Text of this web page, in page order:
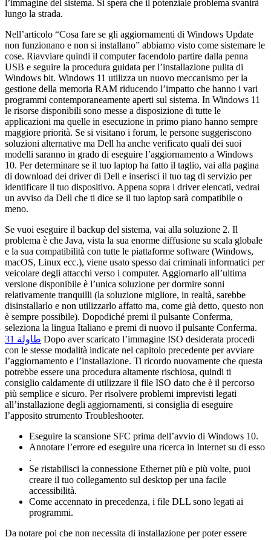
l’immagine del sistema. Si spera che il potenziale problema svanirà
lungo la strada.
Nell’articolo “Cosa fare se gli aggiornamenti di Windows Update
non funzionano e non si installano” abbiamo visto come sistemare le
cose. Riavviare quindi il computer facendolo partire dalla penna
USB e seguire la procedura guidata per l’installazione pulita di
Windows bit. Windows 11 utilizza un nuovo meccanismo per la
gestione della memoria RAM riducendo l’impatto che hanno i vari
programmi contemporaneamente aperti sul sistema. In Windows 11
le risorse disponibili sono messe a disposizione di tutte le
applicazioni ma quelle in esecuzione in primo piano hanno sempre
maggiore priorità. Se si visitano i forum, le persone suggeriscono
soluzioni alternative ma Dell ha anche verificato quali dei suoi
modelli saranno in grado di eseguire l’aggiornamento a Windows
10. Per determinare se il tuo laptop ha fatto il taglio, vai alla pagina
di download dei driver di Dell e inserisci il tuo tag di servizio per
identificare il tuo dispositivo. Appena sopra i driver elencati, vedrai
un avviso da Dell che ti dice se il tuo laptop sarà compatibile o
meno.
Se vuoi eseguire il backup del sistema, vai alla soluzione 2. Il
problema è che Java, vista la sua enorme diffusione su scala globale
e la sua compatibilità con tutte le piattaforme software (Windows,
macOS, Linux ecc.), viene usato spesso dai criminali informatici per
veicolare degli attacchi verso i computer. Aggiornarlo all’ultima
versione disponibile è l’unica soluzione per dormire sonni
relativamente tranquilli (la soluzione migliore, in realtà, sarebbe
disinstallarlo e non utilizzarlo affatto ma, come già detto, questo non
è sempre possibile). Dopodiché premi il pulsante Conferma,
seleziona la lingua Italiano e premi di nuovo il pulsante Conferma.
31 طاولة Dopo aver scaricato l’immagine ISO desiderata procedi
con le stesse modalità indicate nel capitolo precedente per avviare
l’aggiornamento e l’installazione. Ti ricordo nuovamente che questa
potrebbe essere una procedura altamente rischiosa, quindi ti
consiglio caldamente di utilizzare il file ISO dato che è il percorso
più semplice e sicuro. Per risolvere problemi imprevisti legati
all’installazione degli aggiornamenti, si consiglia di eseguire
l’apposito strumento Troubleshooter.
Eseguire la scansione SFC prima dell’avvio di Windows 10.
Annotare l’errore ed eseguire una ricerca in Internet su di esso
.
Se ristabilisci la connessione Ethernet più e più volte, puoi
creare il tuo collegamento sul desktop per una facile
accessibilità.
Come accennato in precedenza, i file DLL sono legati ai
programmi.
Da notare poi che non necessita di installazione per poter essere